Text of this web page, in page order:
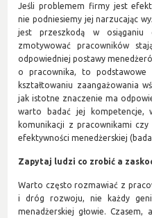
Jeśli problemem firmy jest
nie podniesiemy jej narzucając
jest przeszkodą w
zmotywować pracowników
odpowiedniej postawy
o pracownika, to podstawowe
kształtowaniu zaangażowania
jak istotne znaczenie ma
warto badać jej kompetencje,
komunikacji z pracownikami
efektywności menedżerskiej
Zapytaj ludzi co zrobić a
Warto często rozmawiać z
i dróg rozwoju, nie każdy
menadżerskiej głowie.